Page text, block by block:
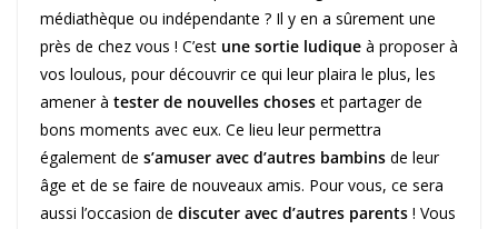
médiathèque ou indépendante ? Il y en a sûrement une
près de chez vous ! C’est une sortie ludique à proposer à
vos loulous, pour découvrir ce qui leur plaira le plus, les
amener à tester de nouvelles choses et partager de
bons moments avec eux. Ce lieu leur permettra
également de s’amuser avec d’autres bambins de leur
âge et de se faire de nouveaux amis. Pour vous, ce sera
aussi l’occasion de discuter avec d’autres parents ! Vous